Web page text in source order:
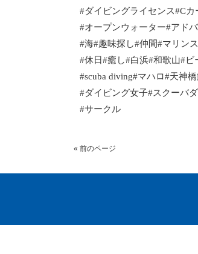
#ダイビングライセンス#Cカ
#オープンウォーター#アド
#海#趣味探し#仲間#マリン
#休日#癒し#白浜#和歌山#ビ
#scuba diving#マハロ#天神
#ダイビング女子#スクーバ
#サークル
« 前のページ